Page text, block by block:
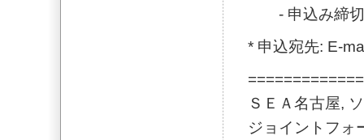
- 申込み締切
* 申込宛先: E-
ＳＥＡ名古屋,
ジョイントフォ